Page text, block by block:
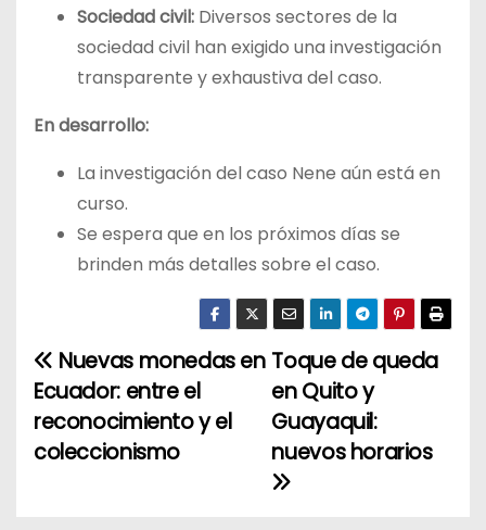
Sociedad civil: Diversos sectores de la
sociedad civil han exigido una investigación
transparente y exhaustiva del caso.
En desarrollo:
La investigación del caso Nene aún está en
curso.
Se espera que en los próximos días se
brinden más detalles sobre el caso.
N
a
v
Toque de queda
en Quito y
Guayaquil:
nuevos horarios
Nuevas monedas en
Ecuador: entre el
reconocimiento y el
coleccionismo